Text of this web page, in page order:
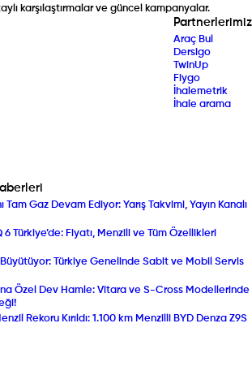
karşılaştırmalar ve güncel kampanyalar.
Partnerlerimiz
Araç Bul
Dersigo
TwinUp
Fiygo
İhalemetrik
İhale arama
Gaz Devam Ediyor: Yarış Takvimi, Yayın Kanalı
Türkiye’de: Fiyatı, Menzili ve Tüm Özellikleri
Büyütüyor: Türkiye Genelinde Sabit ve Mobil Servis
Özel Dev Hamle: Vitara ve S-Cross Modellerinde
Rekoru Kırıldı: 1.100 km Menzilli BYD Denza Z9S